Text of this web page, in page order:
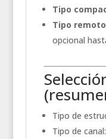
Tipo
Tipo remoto
opcional
Tipo de
Tipo de